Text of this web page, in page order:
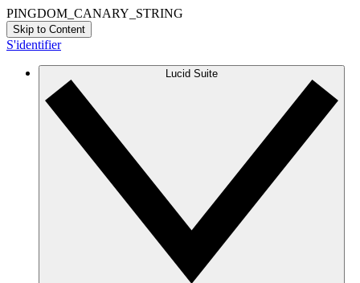
PINGDOM_CANARY_STRING
Skip to Content
S'identifier
Lucid Suite